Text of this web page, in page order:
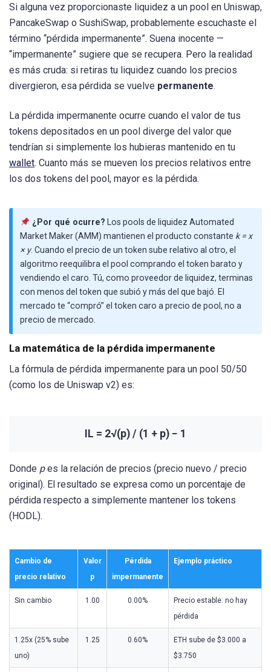
Si alguna vez proporcionaste liquidez a un pool en Uniswap,
PancakeSwap o SushiSwap, probablemente escuchaste el
término “pérdida impermanente”. Suena inocente —
“impermanente” sugiere que se recupera. Pero la realidad
es más cruda: si retiras tu liquidez cuando los precios
divergieron, esa pérdida se vuelve permanente.
La pérdida impermanente ocurre cuando el valor de tus
tokens depositados en un pool diverge del valor que
tendrían si simplemente los hubieras mantenido en tu
wallet. Cuanto más se mueven los precios relativos entre
los dos tokens del pool, mayor es la pérdida.
¿Por qué ocurre? Los pools de liquidez Automated
Market Maker (AMM) mantienen el producto constante k = x
× y. Cuando el precio de un token sube relativo al otro, el
algoritmo reequilibra el pool comprando el token barato y
vendiendo el caro. Tú, como proveedor de liquidez, terminas
con menos del token que subió y más del que bajó. El
mercado te “compró” el token caro a precio de pool, no a
precio de mercado.
La matemática de la pérdida impermanente
La fórmula de pérdida impermanente para un pool 50/50
(como los de Uniswap v2) es:
IL = 2√(p) / (1 + p) − 1
Donde pes la relación de precios (precio nuevo / precio
original). El resultado se expresa como un porcentaje de
pérdida respecto a simplemente mantener los tokens
(HODL).
Cambio de
precio relativo
Valor
p
Pérdida
impermanente
Ejemplo práctico
Sin cambio 1.00 0.00%
Precio estable: no hay
pérdida
1.25x (25% sube
uno)
1.25 0.60%
ETH sube de $3.000 a
$3.750